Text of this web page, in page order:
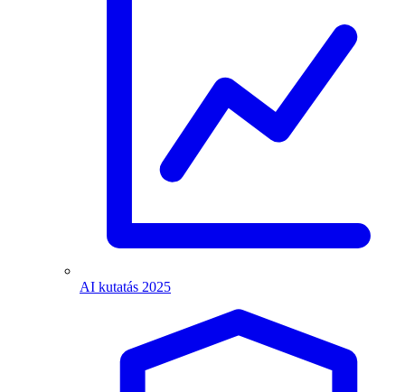
AI kutatás 2025